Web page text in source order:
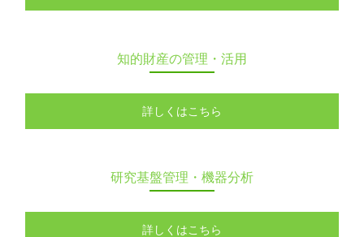
知的財産の管理・活用
詳しくはこちら
研究基盤管理・機器分析
詳しくはこちら